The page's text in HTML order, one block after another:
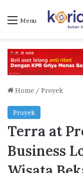
Menu
Home / Proyek
Proyek
Terra at
Business